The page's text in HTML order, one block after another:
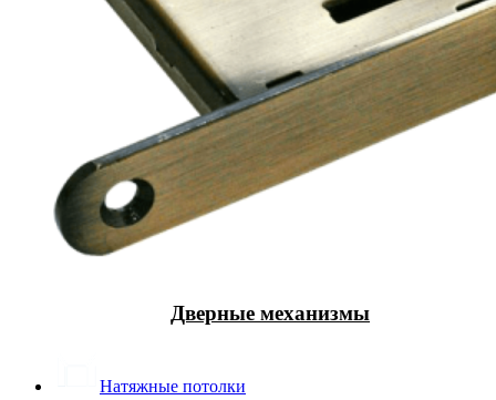
Дверные механизмы
Натяжные потолки